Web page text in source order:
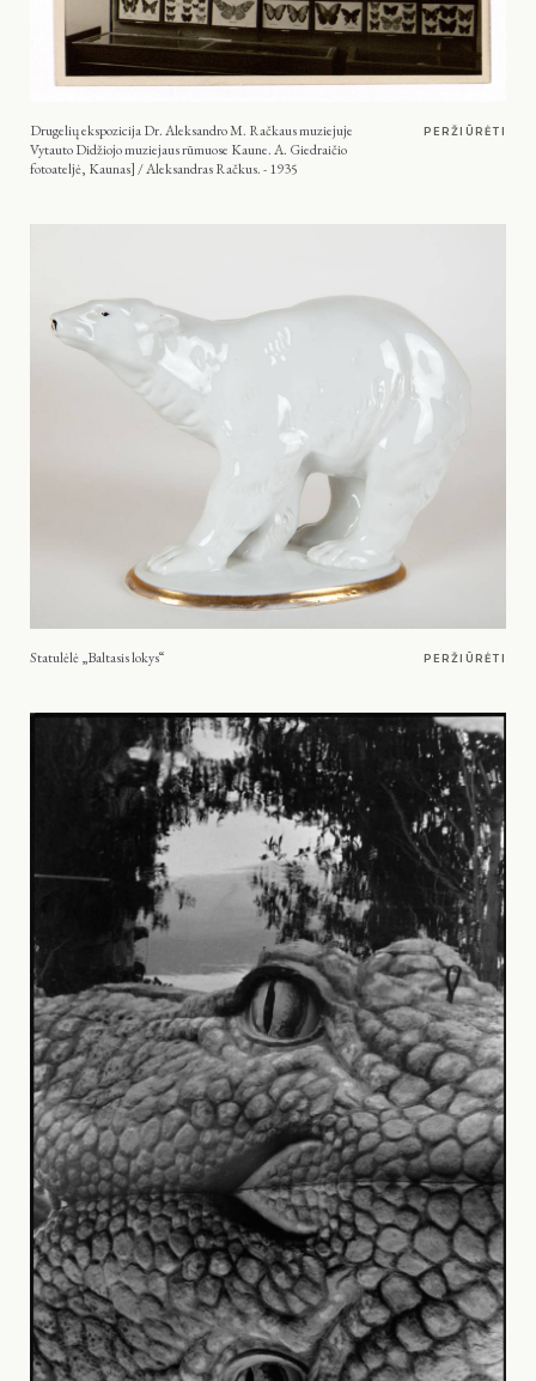
Drugelių ekspozicija Dr. Aleksandro M. Račkaus muziejuje
Vytauto Didžiojo muziejaus rūmuose Kaune. A. Giedraičio
fotoateljė, Kaunas] / Aleksandras Račkus. - 1935
PERŽIŪRĖTI
Statulėlė „Baltasis lokys“ PERŽIŪRĖTI